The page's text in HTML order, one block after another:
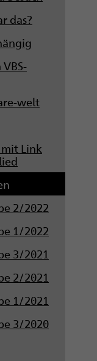
das?
welt
Link
2/2022
1/2022
3/2021
2/2021
1/2021
3/2020